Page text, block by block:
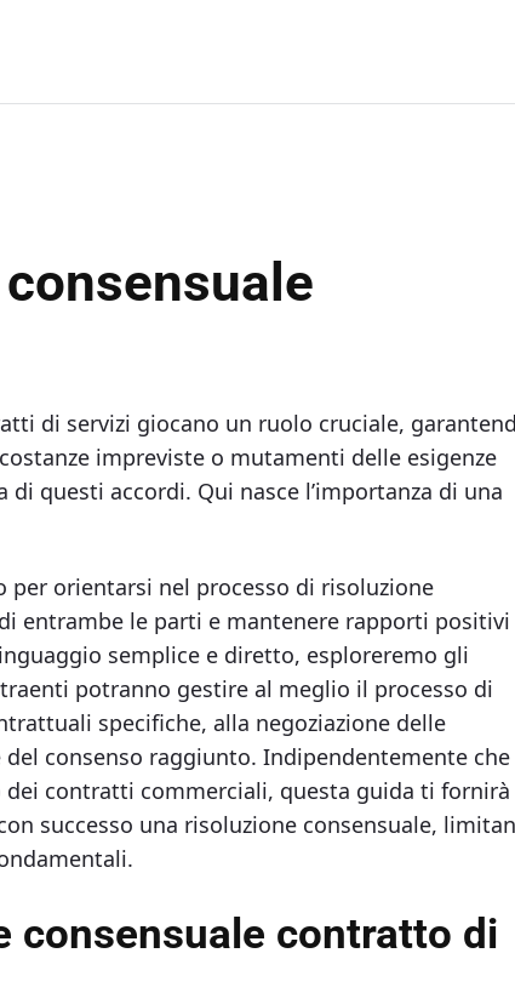
di servizi giocano un ruolo cruciale,
impreviste o mutamenti delle esigenze
questi accordi. Qui nasce l’importanza di una
orientarsi nel processo di risoluzione
entrambe le parti e mantenere rapporti positivi
semplice e diretto, esploreremo gli
potranno gestire al meglio il processo di
specifiche, alla negoziazione delle
consenso raggiunto. Indipendentemente
contratti commerciali, questa guida ti
successo una risoluzione consensuale,
consensuale contratto di